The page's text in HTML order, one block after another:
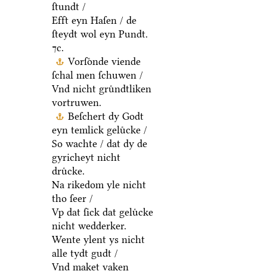
ſtundt /
Efft eyn Haſen / de
ſteydt wol eyn Pundt.
⁊c.
Vorſoͤnde viende
ſchal men ſchuwen /
Vnd nicht gruͤndtliken
vortruwen.
Beſchert dy Godt
eyn temlick geluͤcke /
So wachte / dat dy de
gyricheyt nicht
druͤcke.
Na rikedom yle nicht
tho ſeer /
Vp dat ſick dat geluͤcke
nicht wedderker.
Wente ylent ys nicht
alle tydt gudt /
Vnd maket vaken